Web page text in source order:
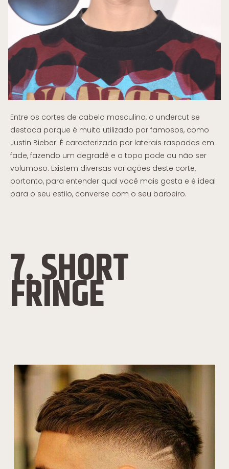
Entre os cortes de cabelo masculino, o undercut se
destaca porque é muito utilizado por famosos, como
Justin Bieber. É caracterizado por laterais raspadas em
fade, fazendo um degradê e o topo pode ou não ser
volumoso. Existem diversas variações deste corte,
portanto, para entender qual você mais gosta e é ideal
para o seu estilo, converse com o seu barbeiro.
7. SHORT
FRINGE